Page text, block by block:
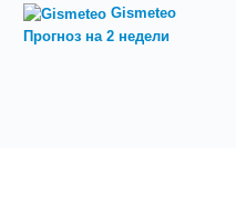
Gismeteo
Прогноз на 2 недели